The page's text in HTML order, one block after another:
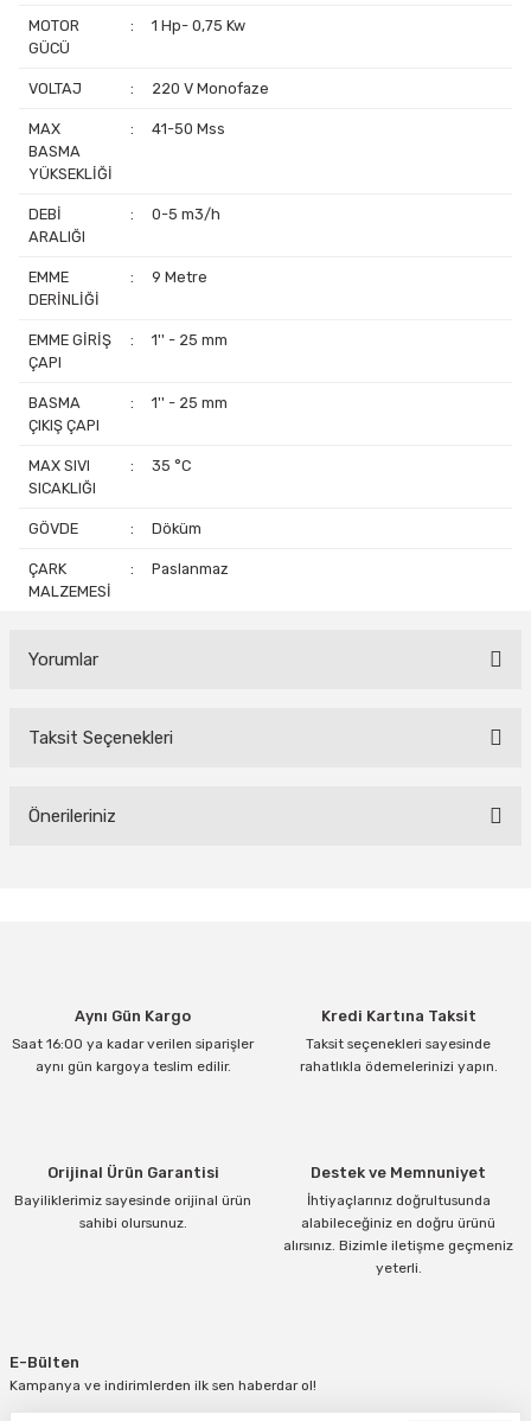
MOTOR
GÜCÜ
: 1 Hp- 0,75 Kw
VOLTAJ : 220 V Monofaze
MAX
BASMA
YÜKSEKLİĞİ
: 41-50 Mss
DEBİ
ARALIĞI
: 0-5 m3/h
EMME
DERİNLİĞİ
: 9 Metre
EMME GİRİŞ
ÇAPI
: 1'' - 25 mm
BASMA
ÇIKIŞ ÇAPI
: 1'' - 25 mm
MAX SIVI
SICAKLIĞI
: 35 °C
GÖVDE : Döküm
ÇARK
MALZEMESİ
: Paslanmaz
Yorumlar
Bu ürüne ilk yorumu siz yapın!
Taksit Seçenekleri
Önerileriniz
Ürün açıklamasında eksik bilgiler bulunuyor.
Ürün bilgilerinde hatalar bulunuyor.
Aynı Gün Kargo
Saat 16:00 ya kadar verilen siparişler
aynı gün kargoya teslim edilir.
Kredi Kartına Taksit
Taksit seçenekleri sayesinde
rahatlıkla ödemelerinizi yapın.
Orijinal Ürün Garantisi
Bayiliklerimiz sayesinde orijinal ürün
sahibi olursunuz.
Destek ve Memnuniyet
İhtiyaçlarınız doğrultusunda
alabileceğiniz en doğru ürünü
alırsınız. Bizimle iletişme geçmeniz
yeterli.
E-Bülten
Kampanya ve indirimlerden ilk sen haberdar ol!